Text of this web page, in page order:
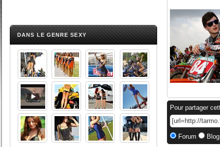
DANS LE GENRE SEXY
Pour partager
Forum